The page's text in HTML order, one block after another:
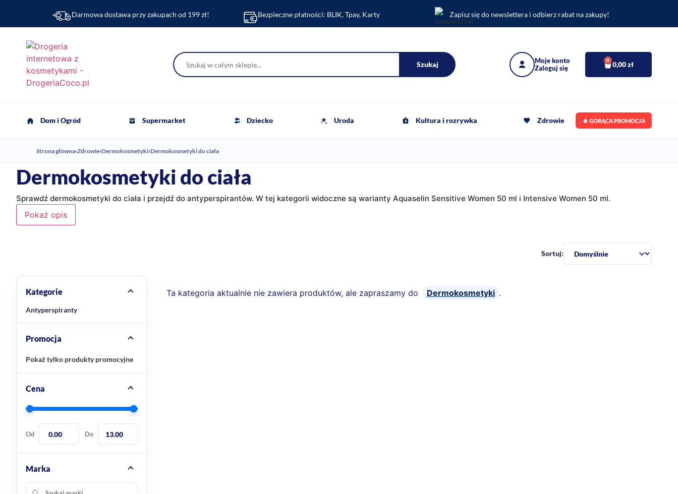
Darmowa dostawa przy zakupach od 199 zł! Bezpieczne płatności: BLIK, Tpay, Karty Zapisz się do newslettera i odbierz rabat na zakupy!
Szukaj 0,00zł
0
Dom i Ogród Supermarket Dziecko Uroda Kultura i rozrywka Zdrowie GORĄCA PROMOCJA
Strona główna›Zdrowie›Dermokosmetyki›Dermokosmetyki do ciała
Dermokosmetyki do ciała
Sprawdź dermokosmetyki do ciała i przejdź do antyperspirantów. W tej kategorii widoczne są warianty Aquaselin Sensitive Women 50 ml i Intensive Women 50 ml.
Pokaż opis
Sortuj:
Kategorie
Antyperspiranty
Promocja
Pokaż tylko produkty promocyjne
Cena
Od Do
Marka
Ta kategoria aktualnie nie zawiera produktów, ale zapraszamy do Dermokosmetyki .